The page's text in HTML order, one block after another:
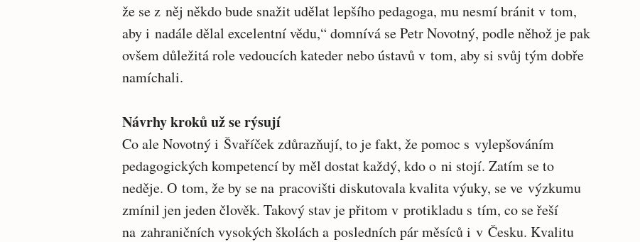
že se z něj někdo bude snažit udělat lepšího pedagoga, mu nesmí bránit v tom,
aby i nadále dělal excelentní vědu,“ domnívá se Petr Novotný, podle něhož je pak
ovšem důležitá role vedoucích kateder nebo ústavů v tom, aby si svůj tým dobře
namíchali.
Návrhy kroků už se rýsují
Co ale Novotný i Švaříček zdůrazňují, to je fakt, že pomoc s vylepšováním
pedagogických kompetencí by měl dostat každý, kdo o ni stojí. Zatím se to
neděje. O tom, že by se na pracovišti diskutovala kvalita výuky, se ve výzkumu
zmínil jen jeden člověk. Takový stav je přitom v protikladu s tím, co se řeší
na zahraničních vysokých školách a posledních pár měsíců i v Česku. Kvalitu